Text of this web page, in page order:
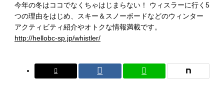
今年の冬はココでなくちゃはじまらない！ ウィスラーに行く5
つの理由をはじめ、スキー＆スノーボードなどのウィンター
アクティビティ紹介やオトクな情報満載です。
http://hellobc-sp.jp/whistler/